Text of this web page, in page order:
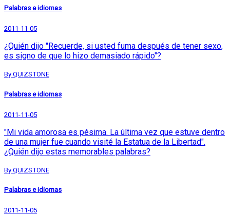
Palabras e idiomas
2011-11-05
¿Quién dijo "Recuerde, si usted fuma después de tener sexo,
es signo de que lo hizo demasiado rápido"?
By QUIZSTONE
Palabras e idiomas
2011-11-05
"Mi vida amorosa es pésima. La última vez que estuve dentro
de una mujer fue cuando visité la Estatua de la Libertad".
¿Quién dijo estas memorables palabras?
By QUIZSTONE
Palabras e idiomas
2011-11-05